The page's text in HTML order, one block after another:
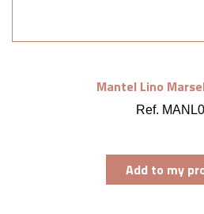
Mantel Lino
Ref.
Add to my